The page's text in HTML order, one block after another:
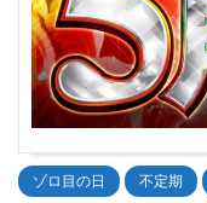
ゾロ目の日 不定期